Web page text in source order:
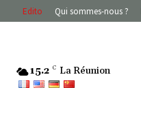
Edito Qui sommes-nous ?
15.2 C La Réunion